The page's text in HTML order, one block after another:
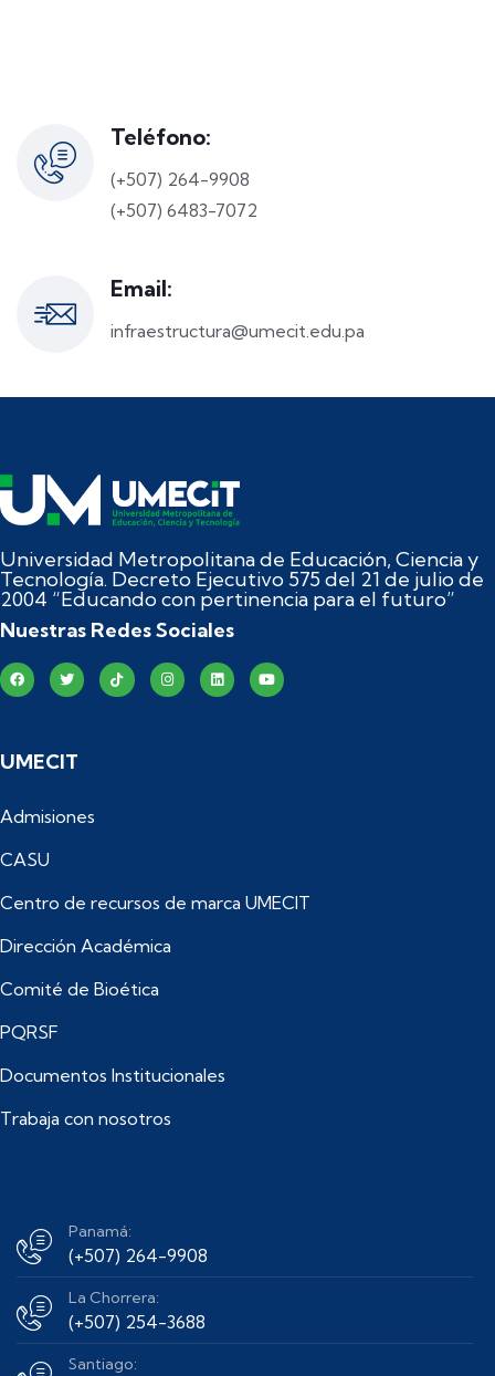
Teléfono:
(+507) 264-9908
(+507) 6483-7072
Email:
infraestructura@umecit.edu.pa
Universidad Metropolitana de Educación, Ciencia y
Tecnología. Decreto Ejecutivo 575 del 21 de julio de
2004 “Educando con pertinencia para el futuro”
Nuestras Redes Sociales
UMECIT
Admisiones
CASU
Centro de recursos de marca UMECIT
Dirección Académica
Comité de Bioética
PQRSF
Documentos Institucionales
Trabaja con nosotros
Panamá:
(+507) 264-9908
La Chorrera:
(+507) 254-3688
Santiago: